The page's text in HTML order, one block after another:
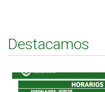
Destacamos